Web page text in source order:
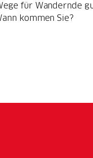
für Wandernde
kommen Sie?